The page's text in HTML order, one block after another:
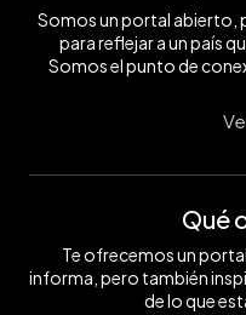
Somos un portal abierto,
para reflejar a un país
Somos el punto de
Qué
Te ofrecemos un
informa, pero también
de lo que